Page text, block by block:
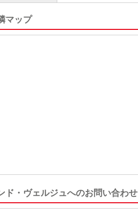
マップ
ド・ヴェルジュへのお問い合わせ